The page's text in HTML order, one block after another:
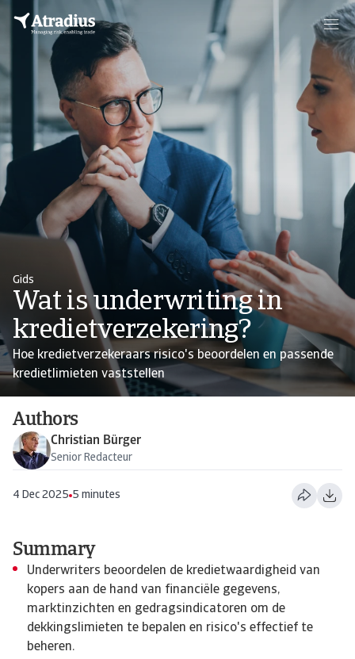
Gids
Wat is underwriting in
kredietverzekering?
Hoe kredietverzekeraars risico's beoordelen en passende
kredietlimieten vaststellen
Authors
Christian Bürger
Senior Redacteur
4 Dec 2025 5 minutes
Summary
Underwriters beoordelen de kredietwaardigheid van
kopers aan de hand van financiële gegevens,
marktinzichten en gedragsindicatoren om de
dekkingslimieten te bepalen en risico's effectief te
beheren.